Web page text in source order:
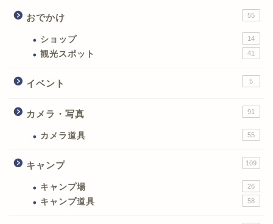
おでかけ 55
ショップ 14
観光スポット 41
イベント 5
カメラ・写真 91
カメラ道具 55
キャンプ 109
キャンプ場 26
キャンプ道具 58